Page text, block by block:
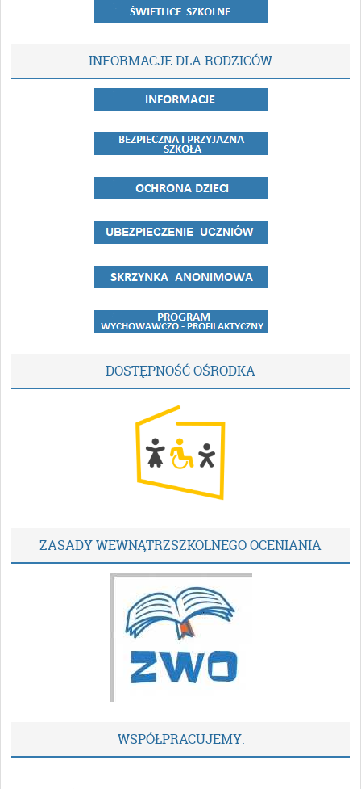
INFORMACJE DLA RODZICÓW
DOSTĘPNOŚĆ OŚRODKA
ZASADY WEWNĄTRZSZKOLNEGO OCENIANIA
WSPÓŁPRACUJEMY: